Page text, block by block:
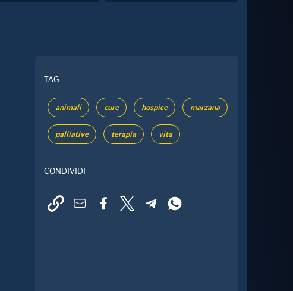
TAG
animali cure hospice marzana
palliative terapia vita
CONDIVIDI